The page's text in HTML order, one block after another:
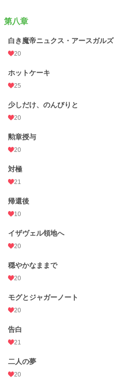
第八章
白き魔帝ニュクス・アースガルズ
20
ホットケーキ
25
少しだけ、のんびりと
20
勲章授与
20
対極
21
帰還後
10
イザヴェル領地へ
20
穏やかなままで
20
モグとジャガーノート
20
告白
21
二人の夢
20